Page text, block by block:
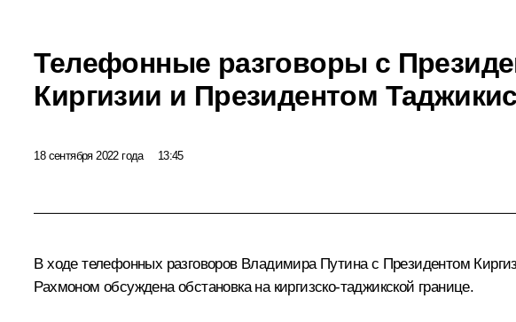
Телефонные разговоры с
Киргизии и Президентом
18 сентября 2022 года 13:45
В ходе телефонных разговоров Владимира Путина с Президентом
Рахмоном обсуждена обстановка на киргизско-таджикской границе.